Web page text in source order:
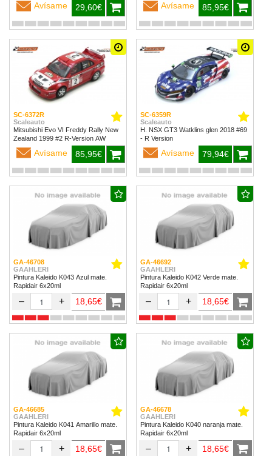
Avísame 29,60€ Avísame 85,95€
SC-6372R
Scaleauto
Mitsubishi Evo VI Freddy Rally New
Zealand 1999 #2 R-Version AW
Avísame 85,95€
SC-6359R
Scaleauto
H. NSX GT3 Watklins glen 2018 #69
- R Version
Avísame 79,94€
GA-46708
GAAHLERI
Pintura Kaleido K043 Azul mate.
Rapidair 6x20ml
– + 18,65€
GA-46692
GAAHLERI
Pintura Kaleido K042 Verde mate.
Rapidair 6x20ml
– + 18,65€
GA-46685
GAAHLERI
Pintura Kaleido K041 Amarillo mate.
Rapidair 6x20ml
– + 18,65€
GA-46678
GAAHLERI
Pintura Kaleido K040 naranja mate.
Rapidair 6x20ml
– + 18,65€